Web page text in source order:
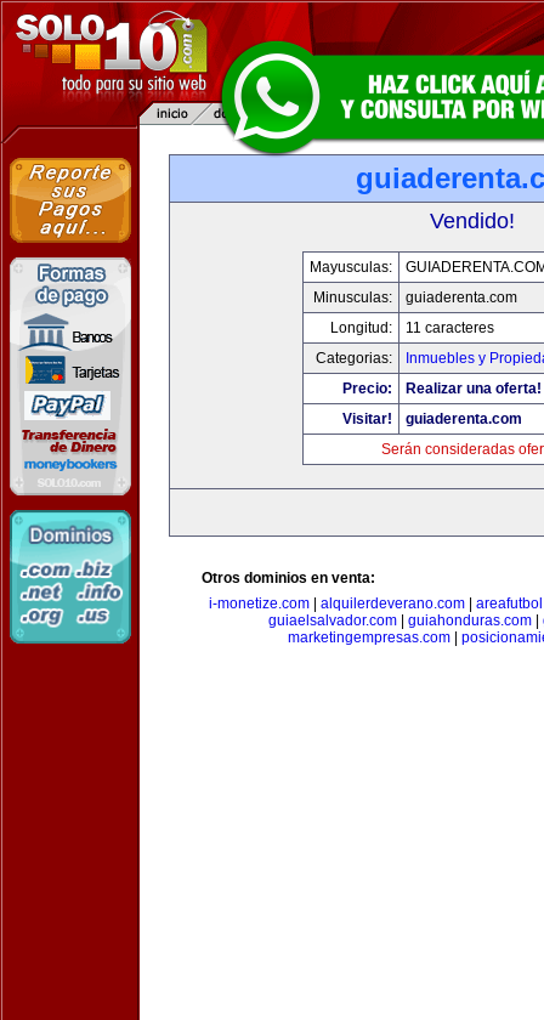
Vendido!
Mayusculas:
Minusculas:
guiaderenta.com
Longitud:
11 caracteres
Categorias:
Inmuebles y
Precio:
Realizar una oferta!
Visitar!
guiaderenta.com
Serán consideradas
Otros dominios en venta:
i-monetize.com
alquilerdeverano.com
guiaelsalvador.com| guiahonduras.com|
marketingempresas.com